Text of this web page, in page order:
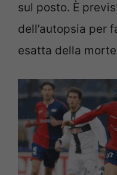
sul posto. È
dell’autopsia per
esatta della